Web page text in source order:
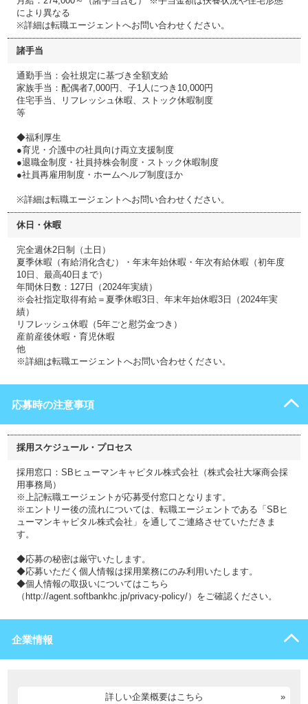
により異なる
※詳細は転職エージェントへお問い合わせください。
諸手当
通勤手当：会社規定に基づき全額支給
家族手当：配偶者7,000円、子1人につき10,000円
住宅手当、リフレッシュ休暇、ストック休暇制度
等
◆福利厚生
●育児・介護中の社員向け両立支援制度
●退職金制度・社員持株会制度・ストック休暇制度
●社員再雇用制度・ホームヘルプ制度ほか
※詳細は転職エージェントへお問い合わせください。
休日・休暇
完全週休2日制（土日）
夏季休暇（有給消化含む）・年末年始休暇・年次有給休暇（初年度
10日、最高40日まで）
年間休日数：127日（2024年実績）
※会社指定取得有給＝夏季休暇3日、年末年始休暇3日（2024年実
績）
リフレッシュ休暇（5年ごと慰労金つき）
産前産後休暇・育児休暇
他
※詳細は転職エージェントへお問い合わせください。
応募時の注意事項
採用スケジュール・プロセス
採用窓口：SBヒューマンキャピタル株式会社（株式会社大塚商会採
用事務局）
※上記転職エージェントが応募受付窓口となります。
※エントリー後の流れについては、転職エージェントである「SBヒ
ューマンキャピタル株式会社」を通してご連絡させていただきま
す。
◆応募の秘密は厳守いたします。
◆応募いただく個人情報は採用業務にのみ利用いたします。
◆個人情報の取扱いについてはこちら
（http://agent.softbankhc.jp/privacy-policy/）をご確認ください。
企業情報
詳しい企業概要はこちら